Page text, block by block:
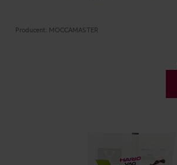
Producent: MOCCAMASTER